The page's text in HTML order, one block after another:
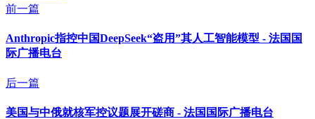
前一篇
Anthropic指控中国DeepSeek“盗用”其人工智能模型 - 法国国
际广播电台
后一篇
美国与中俄就核军控议题展开磋商 - 法国国际广播电台